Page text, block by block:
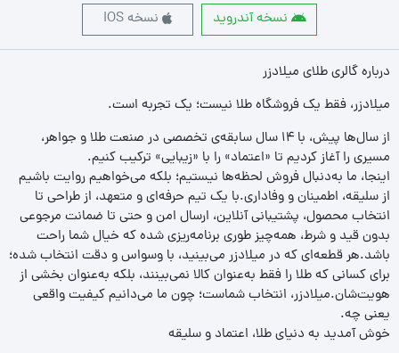
نسخه آندروید
نسخه IOS
درباره گالری طلای میلادزر
میلادزر، فقط یک فروشگاه طلا نیست؛ یک تجربه‌ است.
از سال‌ها پیش، با ۱۴ سال سابقه‌ی تخصصی در صنعت طلا و جواهر،
مسیری را آغاز کردیم تا «اعتماد» را با «زیبایی» ترکیب کنیم.
اینجا، ما به‌دنبال فروش لحظه‌ها نیستیم؛ بلکه می‌خواهیم روایت باشیم
از سلیقه، اطمینان و وفاداری.با یک تیم حرفه‌ای و متعهد، از طراحی تا
انتخاب محصول، پشتیبانی آنلاین، ارسال امن و حتی تا ضمانت مرجوعی
بدون قید و شرط، همه‌چیز طوری برنامه‌ریزی شده که خیال شما راحت
باشد.هر قطعه‌ای که در میلادزر می‌بینید، با وسواس و دقت انتخاب شده؛
برای کسانی که طلا را فقط به‌عنوان کالا نمی‌بینند، بلکه به‌عنوان بخشی از
هویت‌شان.میلادزر، انتخاب شماست؛ چون ما می‌دانیم کیفیت واقعی
یعنی چه.
خوش آمدید به دنیای طلا، اعتماد و سلیقه